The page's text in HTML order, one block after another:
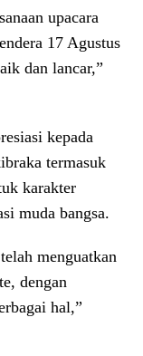
upacara
17 Agustus
dan lancar,”
kepada
termasuk
karakter
muda bangsa.
menguatkan
dengan
hal,”